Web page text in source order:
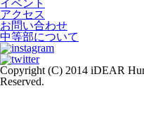
イベント
アクセス
お問い合わせ
中等部について
Copyright (C) 2014 iDEAR
Reserved.